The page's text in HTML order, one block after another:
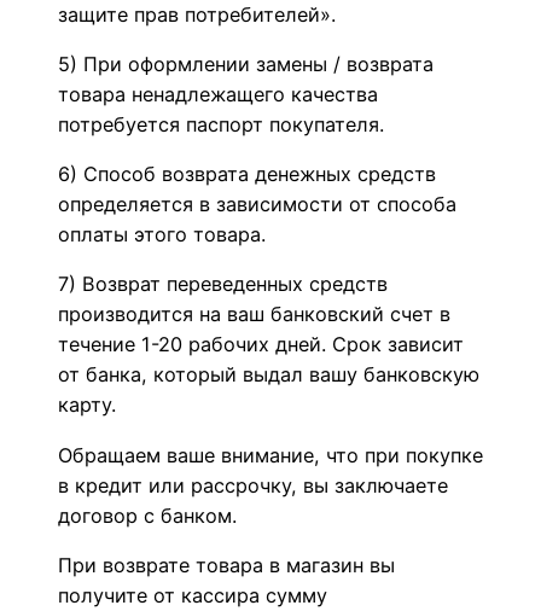
защите прав потребителей».
5) При оформлении замены / возврата
товара ненадлежащего качества
потребуется паспорт покупателя.
6) Способ возврата денежных средств
определяется в зависимости от способа
оплаты этого товара.
7) Возврат переведенных средств
производится на ваш банковский счет в
течение 1-20 рабочих дней. Срок зависит
от банка, который выдал вашу банковскую
карту.
Обращаем ваше внимание, что при покупке
в кредит или рассрочку, вы заключаете
договор с банком.
При возврате товара в магазин вы
получите от кассира сумму